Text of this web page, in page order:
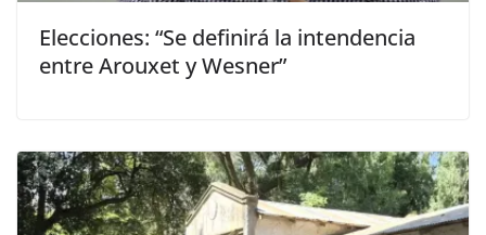
Elecciones: “Se definirá la intendencia
entre Arouxet y Wesner”